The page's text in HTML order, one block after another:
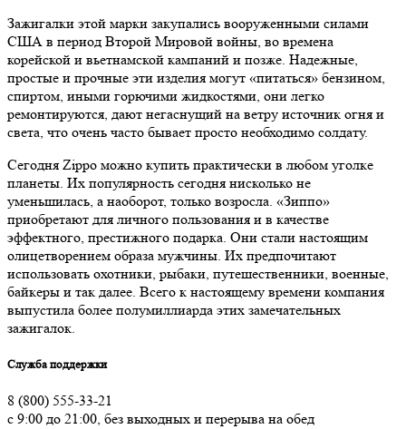
Зажигалки этой марки закупались вооруженными силами
США в период Второй Мировой войны, во времена
корейской и вьетнамской кампаний и позже. Надежные,
простые и прочные эти изделия могут «питаться» бензином,
спиртом, иными горючими жидкостями, они легко
ремонтируются, дают негаснущий на ветру источник огня и
света, что очень часто бывает просто необходимо солдату.
Сегодня Zippo можно купить практически в любом уголке
планеты. Их популярность сегодня нисколько не
уменьшилась, а наоборот, только возросла. «Зиппо»
приобретают для личного пользования и в качестве
эффектного, престижного подарка. Они стали настоящим
олицетворением образа мужчины. Их предпочитают
использовать охотники, рыбаки, путешественники, военные,
байкеры и так далее. Всего к настоящему времени компания
выпустила более полумиллиарда этих замечательных
зажигалок.
Служба поддержки
8 (800) 555-33-21
с 9:00 до 21:00, без выходных и перерыва на обед